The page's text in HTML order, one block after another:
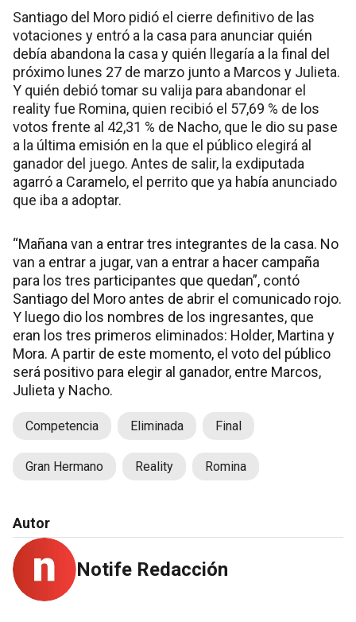
Santiago del Moro pidió el cierre definitivo de las
votaciones y entró a la casa para anunciar quién
debía abandona la casa y quién llegaría a la final del
próximo lunes 27 de marzo junto a Marcos y Julieta.
Y quién debió tomar su valija para abandonar el
reality fue Romina, quien recibió el 57,69 % de los
votos frente al 42,31 % de Nacho, que le dio su pase
a la última emisión en la que el público elegirá al
ganador del juego. Antes de salir, la exdiputada
agarró a Caramelo, el perrito que ya había anunciado
que iba a adoptar.
“Mañana van a entrar tres integrantes de la casa. No
van a entrar a jugar, van a entrar a hacer campaña
para los tres participantes que quedan”, contó
Santiago del Moro antes de abrir el comunicado rojo.
Y luego dio los nombres de los ingresantes, que
eran los tres primeros eliminados: Holder, Martina y
Mora. A partir de este momento, el voto del público
será positivo para elegir al ganador, entre Marcos,
Julieta y Nacho.
Competencia Eliminada Final
Gran Hermano Reality Romina
Autor
Notife Redacción